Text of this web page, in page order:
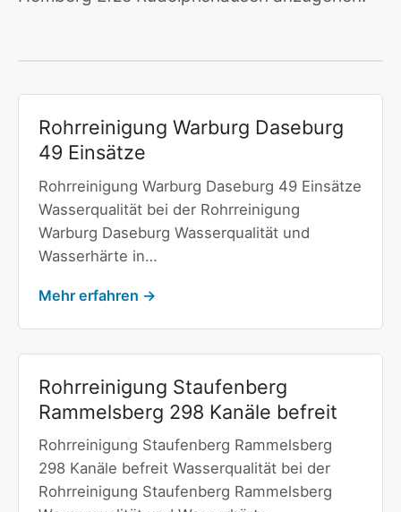
Rohrreinigung Warburg Daseburg
49 Einsätze
Rohrreinigung Warburg Daseburg 49 Einsätze
Wasserqualität bei der Rohrreinigung
Warburg Daseburg Wasserqualität und
Wasserhärte in…
Mehr erfahren →
Rohrreinigung Staufenberg
Rammelsberg 298 Kanäle befreit
Rohrreinigung Staufenberg Rammelsberg
298 Kanäle befreit Wasserqualität bei der
Rohrreinigung Staufenberg Rammelsberg